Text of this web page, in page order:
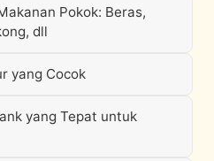
Pokok: Beras,
dll
yang Cocok
yang Tepat untuk